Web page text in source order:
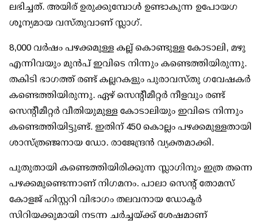
ലഭിച്ചത്. അയിര് ഉരുക്കുമ്പോള്‍ ഉണ്ടാകുന്ന ഉപോയഗ
ശൂന്യമായ വസ്തുവാണ് സ്ലാഗ്.
8,000 വര്‍ഷം പഴക്കമുള്ള കല്ല് കൊണ്ടുള്ള കോടാലി, മഴു
എന്നിവയും മുന്‍പ് ഇവിടെ നിന്നും കണ്ടെത്തിയിരുന്നു.
തകിടി ഭാഗത്ത് രണ്ട് കല്ലറകളും പുരാവസ്തു ഗവേഷകര്‍
കണ്ടെത്തിയിരുന്നു. ഏഴ് സെന്റീമീറ്റര്‍ നീളവും രണ്ട്
സെന്റീമീറ്റര്‍ വീതിയുമുള്ള കോടാലിയും ഇവിടെ നിന്നും
കണ്ടെത്തിയിട്ടുണ്ട്. ഇതിന് 450 കൊല്ലം പഴക്കമുള്ളതായി
ശാസ്ത്രഞ്ജനായ ഡോ. രാജേന്ദ്രന്‍ വ്യക്തമാക്കി.
പുതുതായി കണ്ടെത്തിയിരിക്കുന്ന സ്ലാഗിനും ഇത്ര തന്നെ
പഴക്കമുണ്ടെന്നാണ് നിഗമനം. പാലാ സെന്റ് തോമസ്
കോളജ് ഹിസ്റ്ററി വിഭാഗം തലവനായ ഡോക്ടര്‍
സിറിയക്കുമായി നടന്ന ചര്‍ച്ചയ്ക്ക് ശേഷമാണ്